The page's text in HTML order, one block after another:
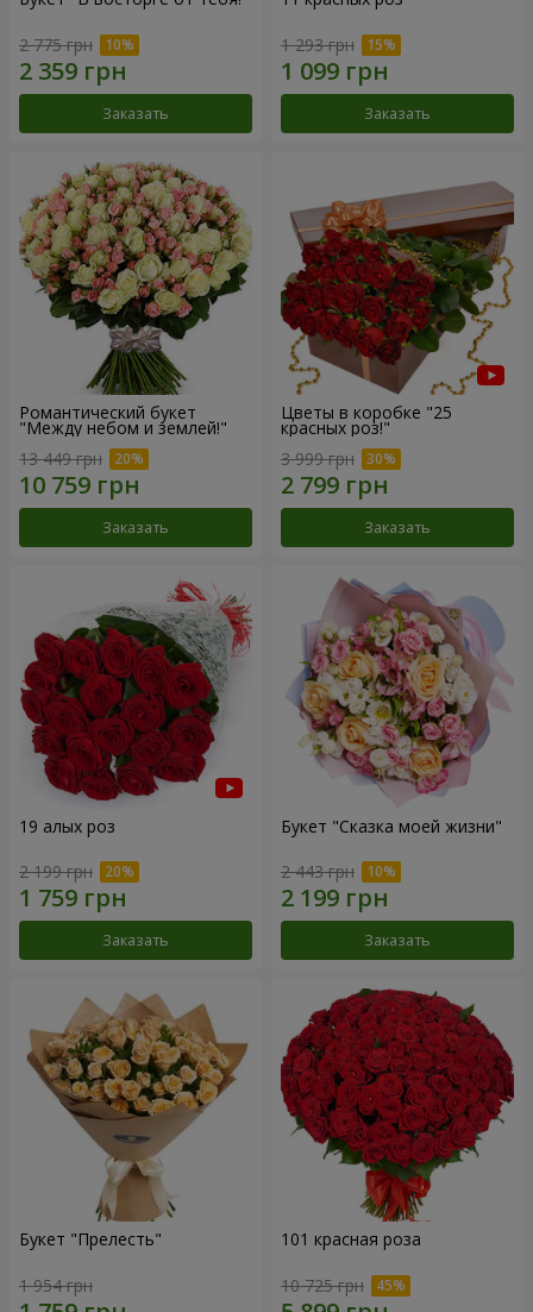
2 775 грн
Заказать
1 293 грн
Заказать
Романтический букет
"Между небом и землей!"
13 449 грн
Заказать
Цветы в коробке "25
красных роз!"
3 999 грн
Заказать
19 алых роз
2 199 грн
Заказать
Букет "Сказка моей жизни"
2 443 грн
Заказать
Букет "Прелесть"
1 954 грн
101 красная роза
10 725 грн